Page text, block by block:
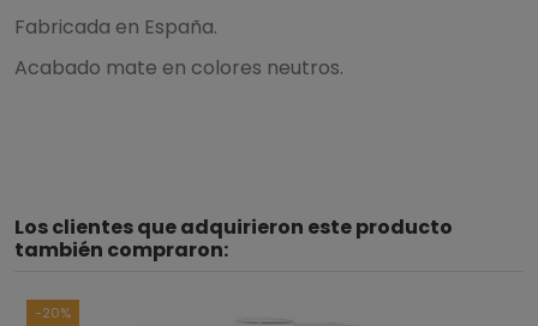
Fabricada en España.
Acabado mate en colores neutros.
Los clientes que adquirieron este producto
también compraron:
-20%